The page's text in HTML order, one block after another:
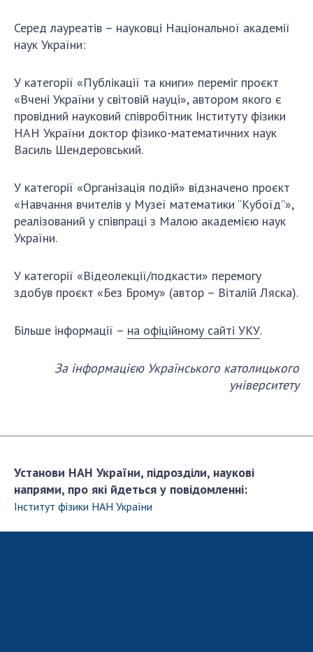
Наукові публікації та видавнича діяльність
Охорона прав інтелектуальної власності та
Наукові об'єкти, що становлять національне
надбання
Центри колективного користування
науковими приладами НАН України
Оцінювання ефективності діяльності
Конкурси наукових досліджень НАН України
Відкрита наука в НАН України
Підготовка наукових кадрів
Членство в міжнародних організаціях
Міжнародні угоди
Міжнародні програми та конкурси
Нормативні акти НАН України
Вибори до складу НАН України
Бланки документів
Серед лауреатів – науковці Національної академії
наук України:
У категорії «Публікації та книги» переміг проєкт
«Вчені України у світовій науці», автором якого є
провідний науковий співробітник Інституту фізики
НАН України доктор фізико-математичних наук
Василь Шендеровський.
У категорії «Організація подій» відзначено проєкт
«Навчання вчителів у Музеї математики “Кубоїд”»,
реалізований у співпраці з Малою академією наук
України.
У категорії «Відеолекції/подкасти» перемогу
здобув проєкт «Без Брому» (автор – Віталій Ляска).
Більше інформації – на офіційному сайті УКУ.
За інформацією Українського католицького
університету
Установи НАН України, підрозділи, наукові
напрями, про які йдеться у повідомленні:
Інститут фізики НАН України